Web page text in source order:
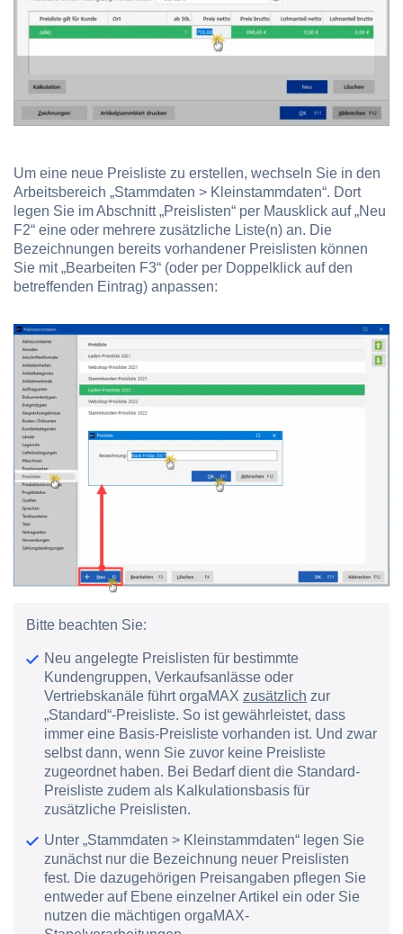
Um eine neue Preisliste zu erstellen, wechseln Sie in den
Arbeitsbereich „Stammdaten > Kleinstammdaten“. Dort
legen Sie im Abschnitt „Preislisten“ per Mausklick auf „Neu
F2“ eine oder mehrere zusätzliche Liste(n) an. Die
Bezeichnungen bereits vorhandener Preislisten können
Sie mit „Bearbeiten F3“ (oder per Doppelklick auf den
betreffenden Eintrag) anpassen:
Bitte beachten Sie:
Neu angelegte Preislisten für bestimmte
Kundengruppen, Verkaufsanlässe oder
Vertriebskanäle führt orgaMAX zusätzlich zur
„Standard“-Preisliste. So ist gewährleistet, dass
immer eine Basis-Preisliste vorhanden ist. Und zwar
selbst dann, wenn Sie zuvor keine Preisliste
zugeordnet haben. Bei Bedarf dient die Standard-
Preisliste zudem als Kalkulationsbasis für
zusätzliche Preislisten.
Unter „Stammdaten > Kleinstammdaten“ legen Sie
zunächst nur die Bezeichnung neuer Preislisten
fest. Die dazugehörigen Preisangaben pflegen Sie
entweder auf Ebene einzelner Artikel ein oder Sie
nutzen die mächtigen orgaMAX-